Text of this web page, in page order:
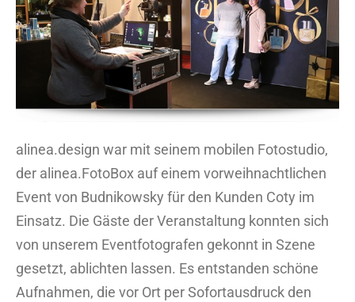
alinea.design war mit seinem mobilen Fotostudio,
der alinea.FotoBox auf einem vorweihnachtlichen
Event von Budnikowsky für den Kunden Coty im
Einsatz. Die Gäste der Veranstaltung konnten sich
von unserem Eventfotografen gekonnt in Szene
gesetzt, ablichten lassen. Es entstanden schöne
Aufnahmen, die vor Ort per Sofortausdruck den